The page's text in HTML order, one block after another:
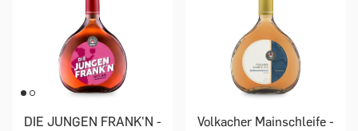
DIE JUNGEN FRANK'N -
Volkacher Mainschleife -